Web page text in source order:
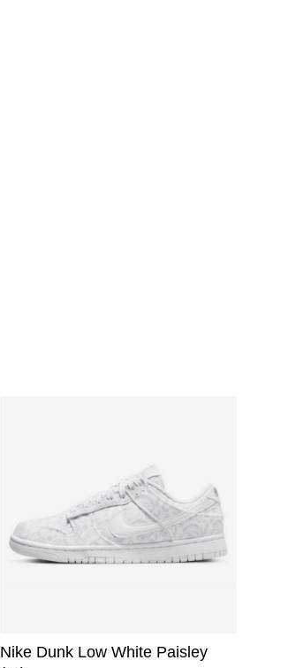
Nike Dunk Low White Paisley